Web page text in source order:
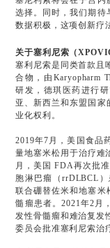
选择。同时，我们期待
数据积极，这项创新疗
关于塞利尼索（
塞利尼索是同类首款且
合物，由Karyopharm
研发，德琪医药进行
亚、新西兰和东盟国家
业化权利。
2019年7月，美国食品
量地塞米松用于治疗难
月，美国 FDA再次批
胞淋巴瘤（rrDLBCL
联合硼替佐米和地塞米
髓瘤患者。2021年2月
发性骨髓瘤和难治复发
委员会批准塞利尼索治